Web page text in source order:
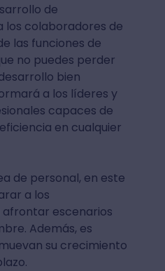
de
colaboradores de
las funciones de
no puedes perder
bien
a los líderes y
capaces de
en cualquier
de personal, en este
a los
escenarios
Además, es
su crecimiento